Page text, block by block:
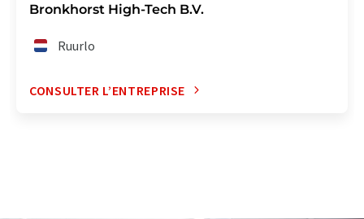
Bronkhorst High-Tech B.V.
Ruurlo
CONSULTER L’ENTREPRISE